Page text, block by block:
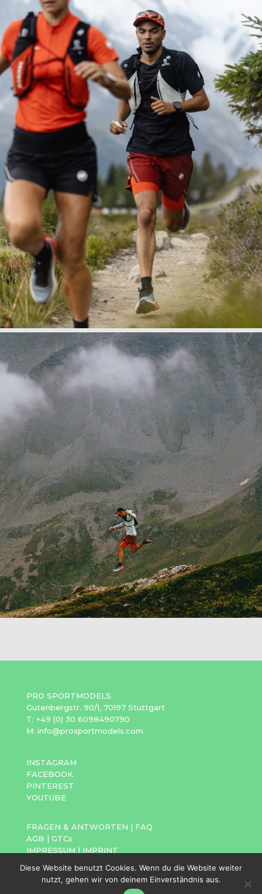
PRO SPORTMODELS
Gutenbergstr. 90/1, 70197 Stuttgart
T: +49 (0) 30 6098490790
M: info@prosportmodels.com
INSTAGRAM
FACEBOOK
PINTEREST
YOUTUBE
FRAGEN & ANTWORTEN | FAQ
AGB | GTCs
IMPRESSUM | IMPRINT
Diese Website benutzt Cookies. Wenn du die Website weiter
nutzt, gehen wir von deinem Einverständnis aus.